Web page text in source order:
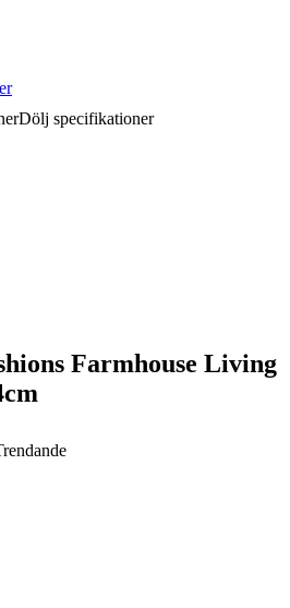
Dölj specifikationer
Farmhouse Living